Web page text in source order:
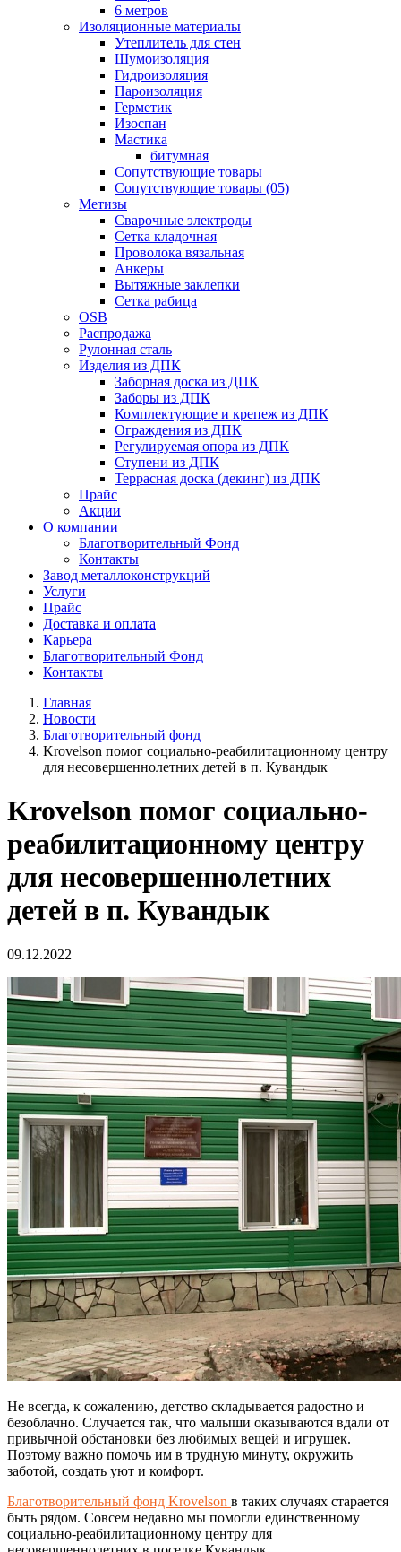
6 метров
Изоляционные материалы
Утеплитель для стен
Шумоизоляция
Гидроизоляция
Пароизоляция
Герметик
Изоспан
Мастика
битумная
Сопутствующие товары
Сопутствующие товары (05)
Метизы
Сварочные электроды
Сетка кладочная
Проволока вязальная
Анкеры
Вытяжные заклепки
Сетка рабица
OSB
Распродажа
Рулонная сталь
Изделия из ДПК
Заборная доска из ДПК
Заборы из ДПК
Комплектующие и крепеж из ДПК
Ограждения из ДПК
Регулируемая опора из ДПК
Ступени из ДПК
Террасная доска (декинг) из ДПК
Прайс
Акции
О компании
Благотворительный Фонд
Контакты
Завод металлоконструкций
Услуги
Прайс
Доставка и оплата
Карьера
Благотворительный Фонд
Контакты
Главная
Новости
Благотворительный фонд
Krovelson помог социально-реабилитационному центру
для несовершеннолетних детей в п. Кувандык
Krovelson помог социально-
реабилитационному центру
для несовершеннолетних
детей в п. Кувандык
09.12.2022
Не всегда, к сожалению, детство складывается радостно и
безоблачно. Случается так, что малыши оказываются вдали от
привычной обстановки без любимых вещей и игрушек.
Поэтому важно помочь им в трудную минуту, окружить
заботой, создать уют и комфорт.
Благотворительный фонд Krovelson в таких случаях старается
быть рядом. Совсем недавно мы помогли единственному
социально-реабилитационному центру для